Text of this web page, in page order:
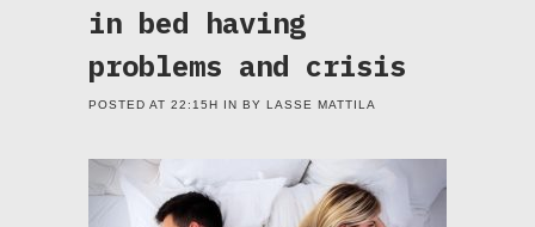
in bed having
problems and crisis
POSTED AT 22:15H IN BY LASSE MATTILA